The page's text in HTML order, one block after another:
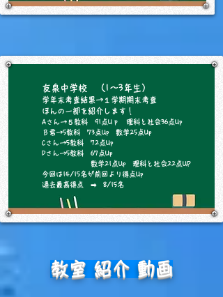
友泉中学校 （1～3年生）
学年末考査結果→１学期期末考査
​ほんの一部を紹介します！
Aさん→５教科 91点Uｐ 理科と社会36点Up
Ｂ君→5教科 73点Up 数学25点Up
Cさん→5教科 72点Up
​Dさん→5教科 67点Up
数学21点Up 理科と社会22点UP
今回は14/15名が前回より得点Up
過去最高得点 ➡ 8/15名
教室 紹介 動画